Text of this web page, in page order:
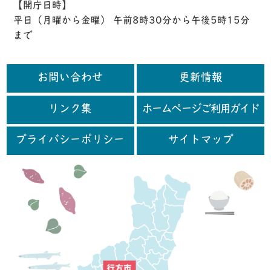
【開庁日時】
平日（月曜から金曜） 午前8時30分から午後5時15分
まで
お問い合わせ 更新情報
リンク集 ホームページご利用ガイド
プライバシーポリシー サイトマップ